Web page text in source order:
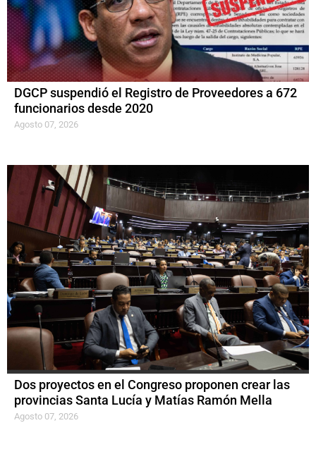
DGCP suspendió el Registro de Proveedores a 672
funcionarios desde 2020
Agosto 07, 2026
Dos proyectos en el Congreso proponen crear las
provincias Santa Lucía y Matías Ramón Mella
Agosto 07, 2026